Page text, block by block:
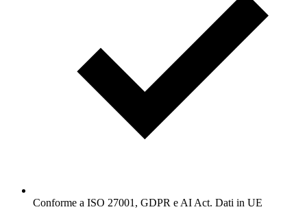
Conforme a ISO 27001, GDPR e AI Act. Dati in UE